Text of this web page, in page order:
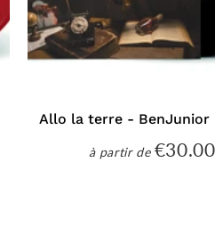
Allo la terre - BenJunior
à partir de Prix
€30.00